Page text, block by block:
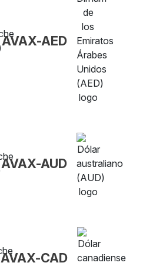
AVAX-AED
AVAX-AUD
AVAX-CAD